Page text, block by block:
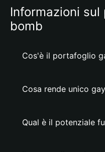
Informazioni
bomb
Cos'è il portafoglio
Cosa rende unico
Qual è il potenziale